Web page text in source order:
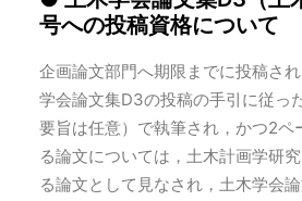
号への投稿資格について
企画論文部門へ期限までに投稿さ
学会論文集D3の投稿の手引に従っ
要旨は任意）で執筆され，かつ2ペ
る論文については，土木計画学研
る論文として見なされ，土木学会